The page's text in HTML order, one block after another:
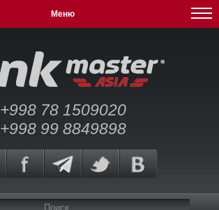
Меню
+998 78 1509020
+998 99 8849898